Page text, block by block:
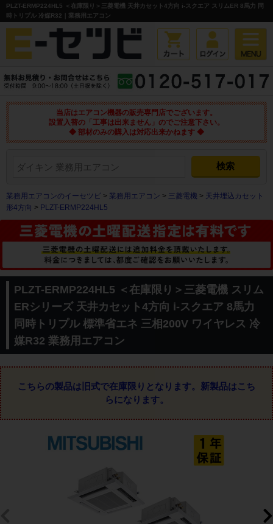
PLZT-ERMP224HL5 ＜在庫限り＞三菱電機 天井カセット4方向 i-スクエア スリムER 8馬力 同
時トリプル 冷媒R32｜業務用エアコン
当店はエアコン機器の販売専門店でございます。
設置入替の「工事は出来ません」のでご注意下さい。
◆ 部材のみの購入は対応出来かねます ◆
業務用エアコンのイーセツビ > 業務用エアコン > 三菱電機 > 天井埋込カセット
形4方向 > PLZT-ERMP224HL5
PLZT-ERMP224HL5 ＜在庫限り＞三菱電機 スリム
ERシリーズ 天井カセット4方向 i-スクエア 8馬力
同時トリプル 標準省エネ 三相200V ワイヤレス 冷
媒R32 業務用エアコン
こちらの製品は旧式で在庫限りとなります。 新製品はこち
らになります。